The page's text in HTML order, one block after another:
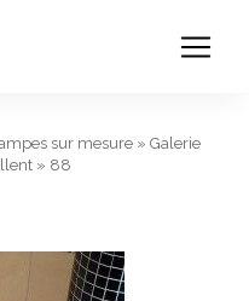
sur mesure » Galerie
» 88